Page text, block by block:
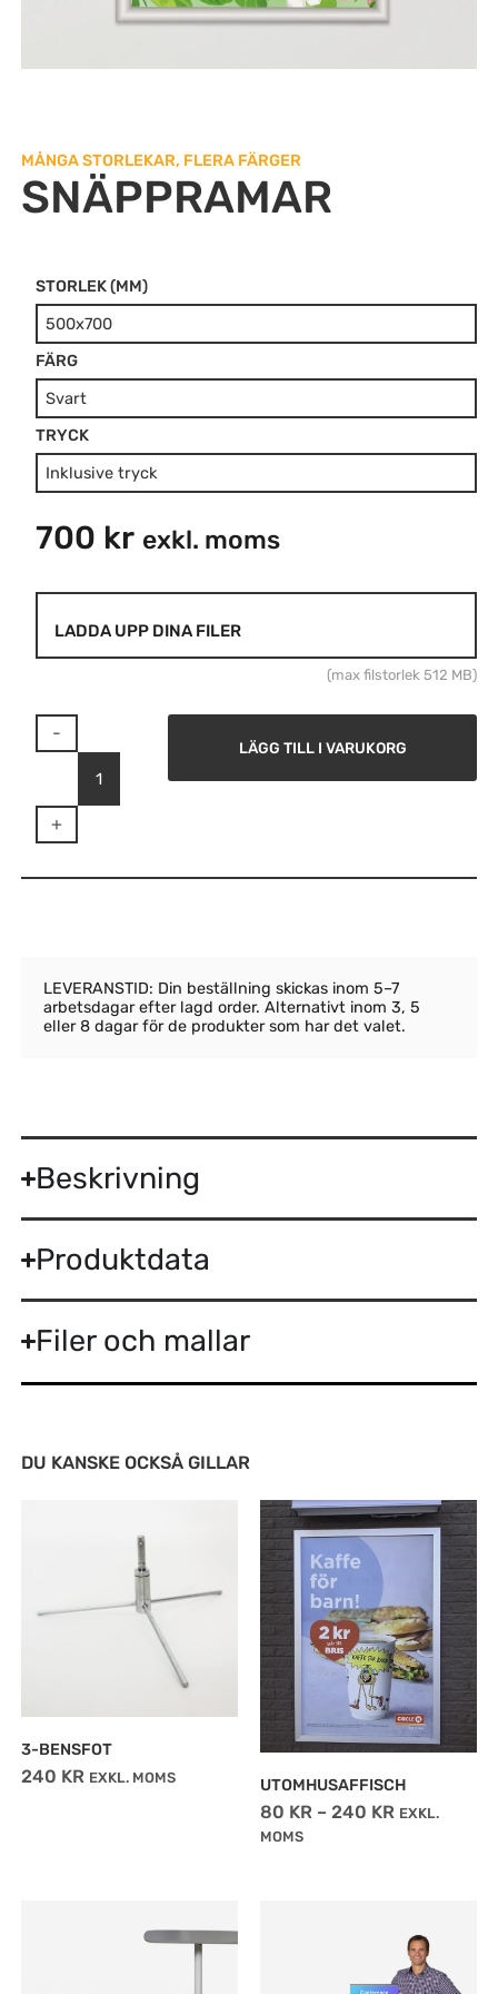
MÅNGA STORLEKAR, FLERA FÄRGER
SNÄPPRAMAR
STORLEK (MM)
FÄRG
TRYCK
700 kr exkl. moms
FILUPPLADDNING
(max filstorlek 512 MB)
-
Snäppramar
mängd
+
LÄGG TILL I VARUKORG
LEVERANSTID: Din beställning skickas inom 5–7
arbetsdagar efter lagd order. Alternativt inom 3, 5
eller 8 dagar för de produkter som har det valet.
Beskrivning
Produktdata
Filer och mallar
DU KANSKE OCKSÅ GILLAR
3-BENSFOT
240 KR EXKL. MOMS UTOMHUSAFFISCH
80 KR – 240 KR
80 KR
240 KR
EXKL.
MOMS
Den
här
produkten
har
flera
varianter.
De
olika
alternativen
kan
väljas
TILL
produkten